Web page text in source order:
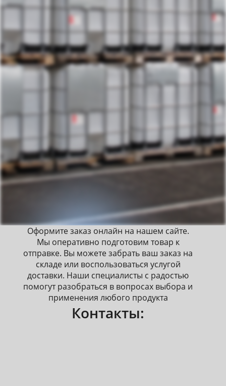
Оформите заказ онлайн на нашем сайте.
Мы оперативно подготовим товар к
отправке. Вы можете забрать ваш заказ на
складе или воспользоваться услугой
доставки. Наши специалисты с радостью
помогут разобраться в вопросах выбора и
применения любого продукта
Контакты: